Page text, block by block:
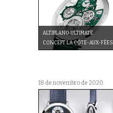
ALTIPLANO ULTIMATE
CONCEPT LA CÔTE-AUX-FÉES
18 de novembro de 2020